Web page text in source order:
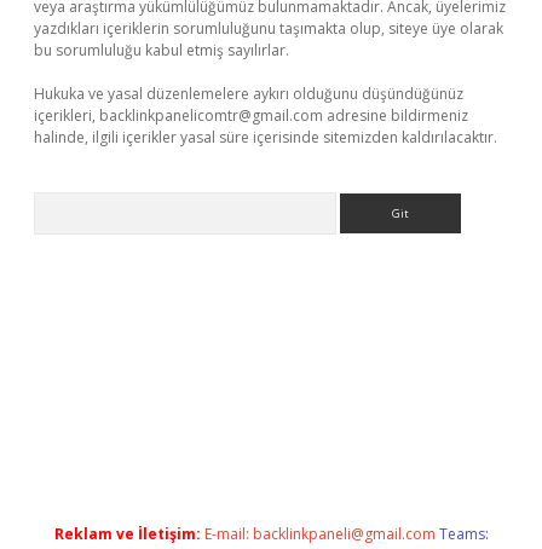
veya araştırma yükümlülüğümüz bulunmamaktadır. Ancak, üyelerimiz
yazdıkları içeriklerin sorumluluğunu taşımakta olup, siteye üye olarak
bu sorumluluğu kabul etmiş sayılırlar.
Hukuka ve yasal düzenlemelere aykırı olduğunu düşündüğünüz
içerikleri, backlinkpanelicomtr@gmail.com adresine bildirmeniz
halinde, ilgili içerikler yasal süre içerisinde sitemizden kaldırılacaktır.
Reklam ve İletişim: E-mail: backlinkpaneli@gmail.com Teams: